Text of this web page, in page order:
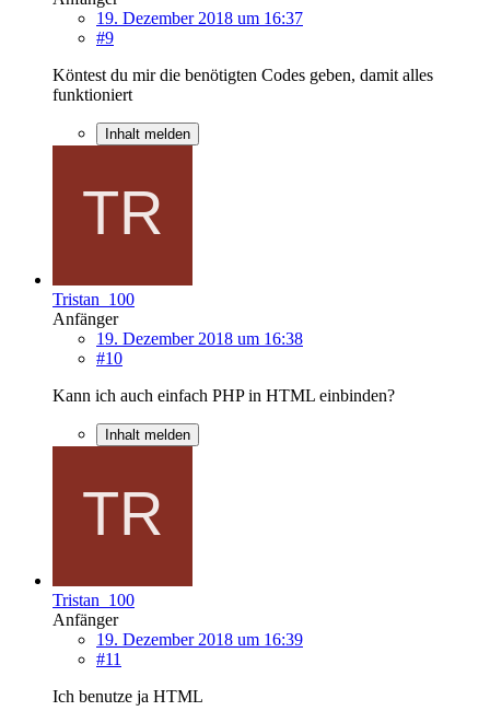
19. Dezember 2018 um 16:37
#9
Köntest du mir die benötigten Codes geben, damit alles
funktioniert
Inhalt melden
Tristan_100
Anfänger
19. Dezember 2018 um 16:38
#10
Kann ich auch einfach PHP in HTML einbinden?
Inhalt melden
Tristan_100
Anfänger
19. Dezember 2018 um 16:39
#11
Ich benutze ja HTML